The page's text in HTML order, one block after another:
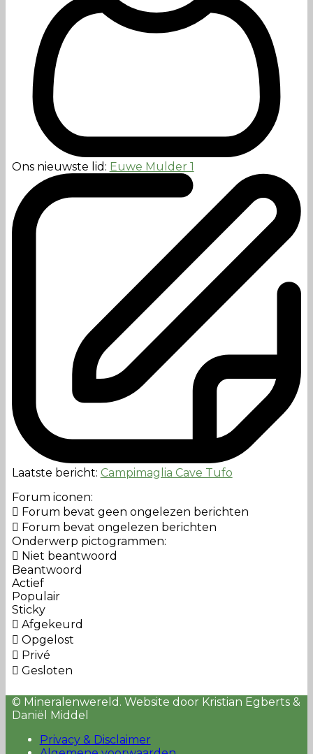
Ons nieuwste lid: Euwe Mulder 1
Laatste bericht: Campimaglia Cave Tufo
Forum iconen:
Forum bevat geen ongelezen berichten
Forum bevat ongelezen berichten
Onderwerp pictogrammen:
Niet beantwoord
Beantwoord
Actief
Populair
Sticky
Afgekeurd
Opgelost
Privé
Gesloten
© Mineralenwereld. Website door Kristian Egberts &
Daniël Middel
Privacy & Disclaimer